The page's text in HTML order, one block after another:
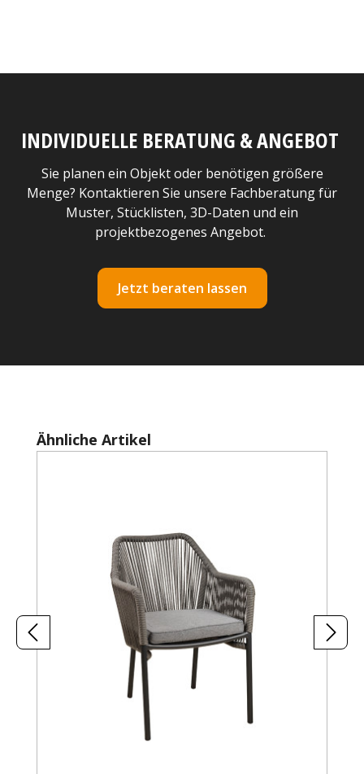
INDIVIDUELLE BERATUNG & ANGEBOT
Sie planen ein Objekt oder benötigen größere
Menge? Kontaktieren Sie unsere Fachberatung für
Muster, Stücklisten, 3D-Daten und ein
projektbezogenes Angebot.
Jetzt beraten lassen
Produktgalerie überspringen
Ähnliche Artikel